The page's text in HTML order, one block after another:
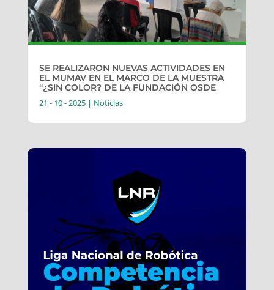
SE REALIZARON NUEVAS ACTIVIDADES EN
EL MUMAV EN EL MARCO DE LA MUESTRA
“¿SIN COLOR? DE LA FUNDACIÓN OSDE
21 - 10 - 2025| Noticias